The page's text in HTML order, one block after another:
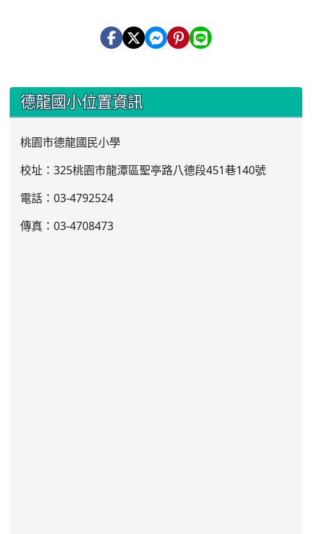
::: 德龍國小位置資訊
桃園市德龍國民小學
校址：325桃園市龍潭區聖亭路八德段451巷140號
電話：03-4792524
傳真：03-4708473